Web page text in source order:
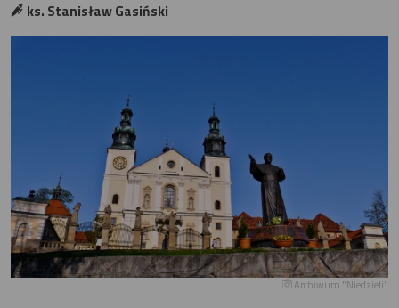
ks. Stanisław Gasiński
Archiwum "Niedzieli"